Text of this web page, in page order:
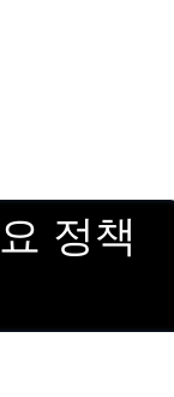
정책